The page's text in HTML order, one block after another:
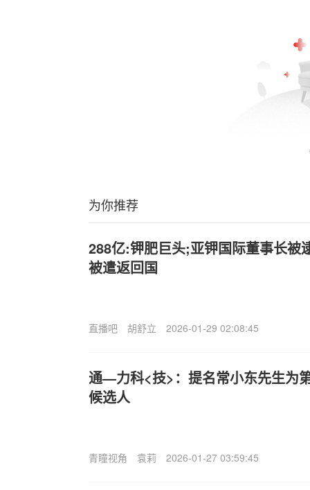
为你推荐
288亿:钾肥巨头;亚钾国际董事长被
被遣返回国
直播吧 胡舒立 2026-01-29 02:08:45
通—力科<技>：提名常小东先生为
候选人
青瞳视角 袁莉 2026-01-27 03:59:45